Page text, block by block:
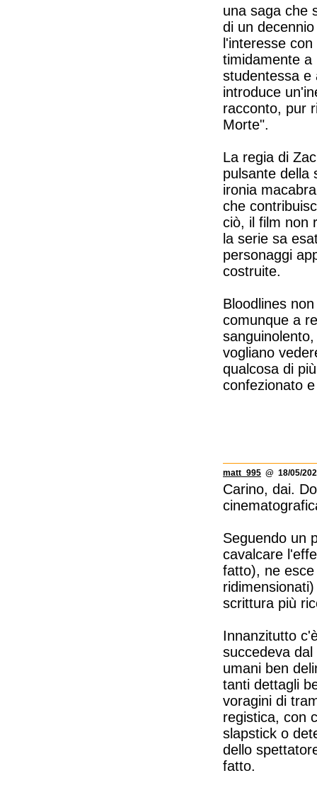
una saga che
di un
l'interesse
timidamente a
studentessa e
introduce
racconto, pur
Morte".
La regia di
pulsante della
ironia
che
ciò, il film non
la serie sa
personaggi
costruite.
Bloodlines
comunque a
vogliano
qualcosa di
confezionato
matt_995 @ 18/05/
Carino, dai.
Seguendo un
cavalcare
fatto), ne
scrittura più
Innanzitutto
succedeva
umani ben
tanti dettagli
voragini di
registica, con
slapstick o
dello
fatto.